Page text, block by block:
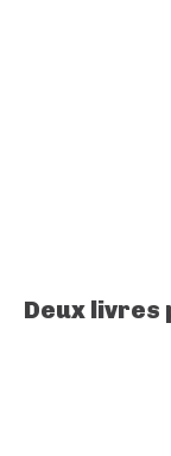
Deux livres